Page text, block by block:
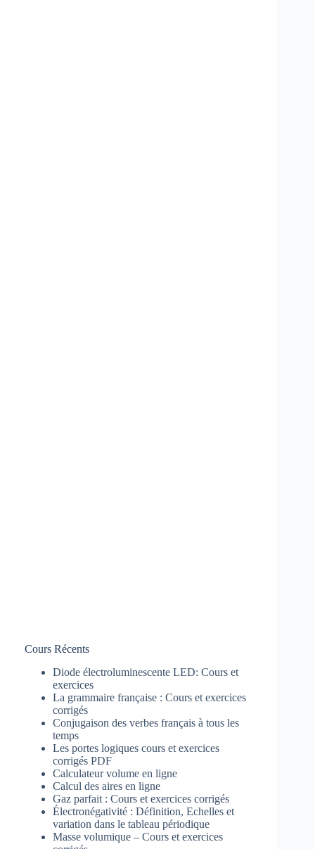
Cours Récents
Diode électroluminescente LED: Cours et
exercices
La grammaire française : Cours et exercices
corrigés
Conjugaison des verbes français à tous les
temps
Les portes logiques cours et exercices
corrigés PDF
Calculateur volume en ligne
Calcul des aires en ligne
Gaz parfait : Cours et exercices corrigés
Électronégativité : Définition, Echelles et
variation dans le tableau périodique
Masse volumique – Cours et exercices